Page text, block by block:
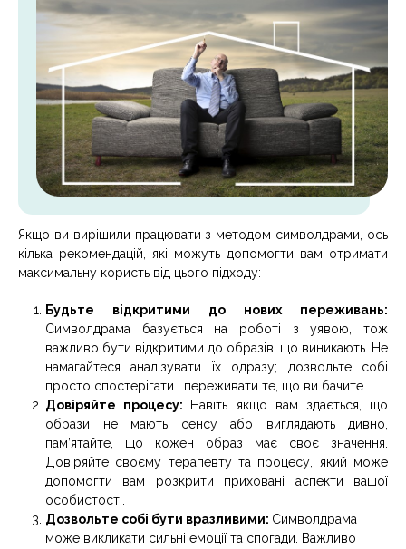
Якщо ви вирішили працювати з методом символдрами, ось
кілька рекомендацій, які можуть допомогти вам отримати
максимальну користь від цього підходу:
Будьте відкритими до нових переживань:
Символдрама базується на роботі з уявою, тож
важливо бути відкритими до образів, що виникають. Не
намагайтеся аналізувати їх одразу; дозвольте собі
просто спостерігати і переживати те, що ви бачите.
Довіряйте процесу:
Навіть якщо вам здається, що
образи не мають сенсу або виглядають дивно,
пам’ятайте, що кожен образ має своє значення.
Довіряйте своєму терапевту та процесу, який може
допомогти вам розкрити приховані аспекти вашої
особистості.
Дозвольте собі бути вразливими: Символдрама
може викликати сильні емоції та спогади. Важливо